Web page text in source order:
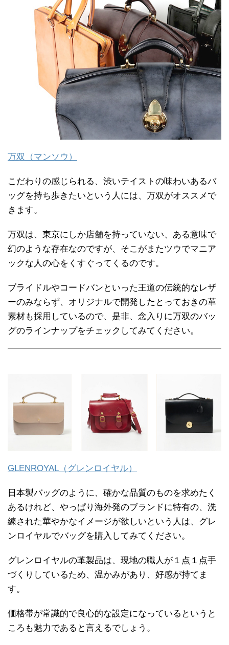
万双（マンソウ）
こだわりの感じられる、渋いテイストの味わいあるバ
ッグを持ち歩きたいという人には、万双がオススメで
きます。
万双は、東京にしか店舗を持っていない、ある意味で
幻のような存在なのですが、そこがまたツウでマニア
ックな人の心をくすぐってくるのです。
ブライドルやコードバンといった王道の伝統的なレザ
ーのみならず、オリジナルで開発したとっておきの革
素材も採用しているので、是非、念入りに万双のバッ
グのラインナップをチェックしてみてください。
GLENROYAL（グレンロイヤル）
日本製バッグのように、確かな品質のものを求めたく
あるけれど、やっぱり海外発のブランドに特有の、洗
練された華やかなイメージが欲しいという人は、グレ
ンロイヤルでバッグを購入してみてください。
グレンロイヤルの革製品は、現地の職人が１点１点手
づくりしているため、温かみがあり、好感が持てま
す。
価格帯が常識的で良心的な設定になっているというと
ころも魅力であると言えるでしょう。